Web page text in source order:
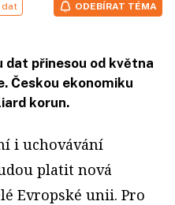
dat ODEBÍRAT TÉMA
dat přinesou od května
Českou ekonomiku
korun.
i uchovávání
platit nová
Evropské unii. Pro